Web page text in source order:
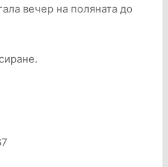
вечер на поляната до